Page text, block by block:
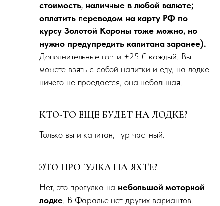
стоимость, наличные в любой валюте;
оплатить переводом на карту РФ по
курсу Золотой Короны тоже можно, но
нужно предупредить капитана заранее).
Дополнительные гости +25 € каждый. Вы
можете взять с собой напитки и еду, на лодке
ничего не проедается, она небольшая.
КТО-ТО ЕЩЕ БУДЕТ НА ЛОДКЕ?
Только вы и капитан, тур частный.
ЭТО ПРОГУЛКА НА ЯХТЕ?
Нет, это прогулка на небольшой моторной
лодке. В Фаралье нет других вариантов.